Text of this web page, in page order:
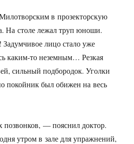
в прозекторскую
На столе лежал труп юноши.
лицо стало уже
каким-то неземным… Резкая
сильный подбородок. Уголки
покойник был обижен на весь
— пояснил доктор.
утром в зале для упражнений,